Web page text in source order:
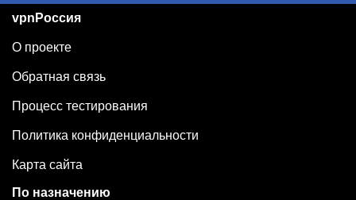
vpnРоссия
О проекте
Обратная связь
Процесс тестирования
Политика конфиденциальности
Карта сайта
По назначению